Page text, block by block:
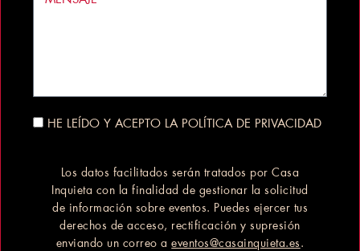
HE LEÍDO Y ACEPTO LA POLÍTICA DE PRIVACIDAD
Los datos facilitados serán tratados por Casa
Inquieta con la finalidad de gestionar la solicitud
de información sobre eventos. Puedes ejercer tus
derechos de acceso, rectificación y supresión
enviando un correo aeventos@casainquieta.es.